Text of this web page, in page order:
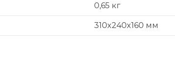
0,65 кг
310x240x160 мм